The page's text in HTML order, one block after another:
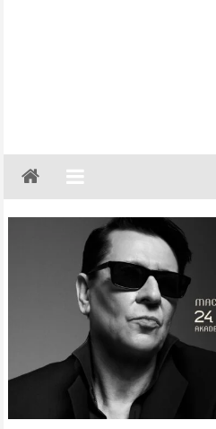
Gazeta
Regionalna
Częstochowa,